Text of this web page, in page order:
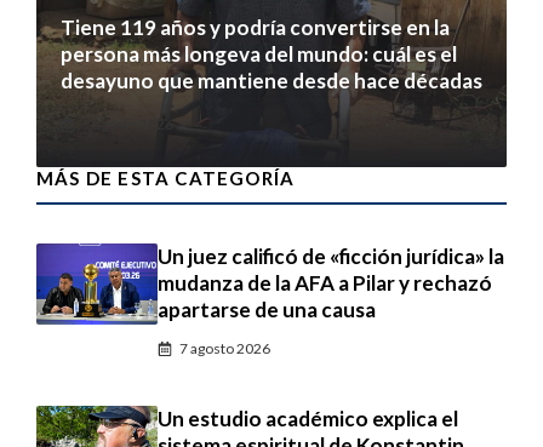
Tiene 119 años y podría convertirse en la
persona más longeva del mundo: cuál es el
desayuno que mantiene desde hace décadas
MÁS DE ESTA CATEGORÍA
Un juez calificó de «ficción jurídica» la
mudanza de la AFA a Pilar y rechazó
apartarse de una causa
7 agosto 2026
Un estudio académico explica el